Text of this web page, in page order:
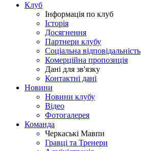
Клуб
Інформація по клуб
Історія
Досягнення
Партнери клубу
Соціальна відповідальність
Комерційна пропозиція
Дані для зв'язку
Контактні дані
Новини
Новини клубу
Відео
Фотогалерея
Команда
Черкаські Мавпи
Гравці та Тренери